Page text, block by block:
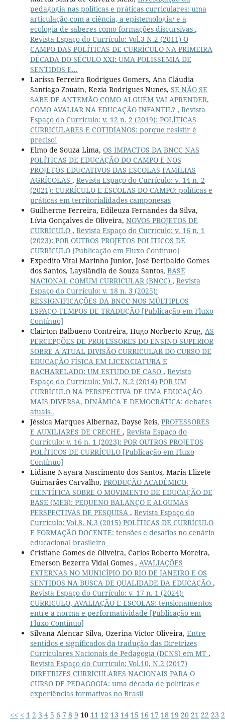
pedagogia nas políticas e práticas curriculares: uma
articulação com a ciência, a epistemologia/ e a
ecologia de saberes como formações discursivas ,
Revista Espaço do Currículo: Vol.3 N.2 (2011) O
CAMPO DAS POLÍTICAS DE CURRÍCULO NA PRIMEIRA
DÉCADA DO SÉCULO XXI: UMA POLISSEMIA DE
SENTIDOS E...
Larissa Ferreira Rodrigues Gomers, Ana Cláudia
Santiago Zouain, Kezia Rodrigues Nunes, SE NÃO SE
SABE DE ANTEMÃO COMO ALGUÉM VAI APRENDER,
COMO AVALIAR NA EDUCAÇÃO INFANTIL? , Revista
Espaço do Currículo: v. 12 n. 2 (2019): POLÍTICAS
CURRICULARES E COTIDIANOS: porque resistir é
preciso!
Elmo de Souza Lima, OS IMPACTOS DA BNCC NAS
POLÍTICAS DE EDUCAÇÃO DO CAMPO E NOS
PROJETOS EDUCATIVOS DAS ESCOLAS FAMÍLIAS
AGRÍCOLAS , Revista Espaço do Currículo: v. 14 n. 2
(2021): CURRÍCULO E ESCOLAS DO CAMPO: políticas e
práticas em territorialidades camponesas
Guilherme Ferreira, Edileuza Fernandes da Silva,
Lívia Gonçalves de Oliveira, NOVOS PROJETOS DE
CURRÍCULO , Revista Espaço do Currículo: v. 16 n. 1
(2023): POR OUTROS PROJETOS POLÍTICOS DE
CURRÍCULO [Publicação em Fluxo Contínuo]
Expedito Vital Marinho Junior, José Deribaldo Gomes
dos Santos, Layslândia de Souza Santos, BASE
NACIONAL COMUM CURRICULAR (BNCC) , Revista
Espaço do Currículo: v. 18 n. 3 (2025):
RESSIGNIFICAÇÕES DA BNCC NOS MÚLTIPLOS
ESPAÇO-TEMPOS DE TRADUÇÃO [Publicação em Fluxo
Contínuo]
Clairton Balbueno Contreira, Hugo Norberto Krug, AS
PERCEPÇÕES DE PROFESSORES DO ENSINO SUPERIOR
SOBRE A ATUAL DIVISÃO CURRICULAR DO CURSO DE
EDUCAÇÃO FÍSICA EM LICENCIATURA E
BACHARELADO: UM ESTUDO DE CASO , Revista
Espaço do Currículo: Vol.7, N.2 (2014) POR UM
CURRÍCULO NA PERSPECTIVA DE UMA EDUCAÇÃO
MAIS DIVERSA, DINÂMICA E DEMOCRÁTICA: debates
atuais..
Jéssica Marques Albernaz, Dayse Reis, PROFESSORES
E AUXILIARES DE CRECHE , Revista Espaço do
Currículo: v. 16 n. 1 (2023): POR OUTROS PROJETOS
POLÍTICOS DE CURRÍCULO [Publicação em Fluxo
Contínuo]
Lidiane Nayara Nascimento dos Santos, Maria Elizete
Guimarães Carvalho, PRODUÇÃO ACADÊMICO-
CIENTÍFICA SOBRE O MOVIMENTO DE EDUCAÇÃO DE
BASE (MEB): PEQUENO BALANÇO E ALGUMAS
PERSPECTIVAS DE PESQUISA , Revista Espaço do
Currículo: Vol.8, N.3 (2015) POLÍTICAS DE CURRÍCULO
E FORMAÇÃO DOCENTE: tensões e desafios no cenário
educacional brasileiro
Cristiane Gomes de Oliveira, Carlos Roberto Moreira,
Emerson Bezerra Vidal Gomes , AVALIAÇÕES
EXTERNAS NO MUNICÍPIO DO RIO DE JANEIRO E OS
SENTIDOS NA BUSCA DE QUALIDADE DA EDUCAÇÃO ,
Revista Espaço do Currículo: v. 17 n. 1 (2024):
CURRICULO, AVALIAÇÃO E ESCOLAS: tensionamentos
entre a norma e performatividade [Publicação em
Fluxo Contínuo]
Silvana Alencar Silva, Ozerina Victor Oliveira, Entre
sentidos e significados da tradução das Diretrizes
Curriculares Nacionais de Pedagogia (DCNS) em MT ,
Revista Espaço do Currículo: Vol.10, N.2 (2017)
DIRETRIZES CURRICULARES NACIONAIS PARA O
CURSO DE PEDAGOGIA: uma década de políticas e
experiências formativas no Brasil
<< < 1 2 3 4 5 6 7 8 9 10 11 12 13 14 15 16 17 18 19 20 21 22 23